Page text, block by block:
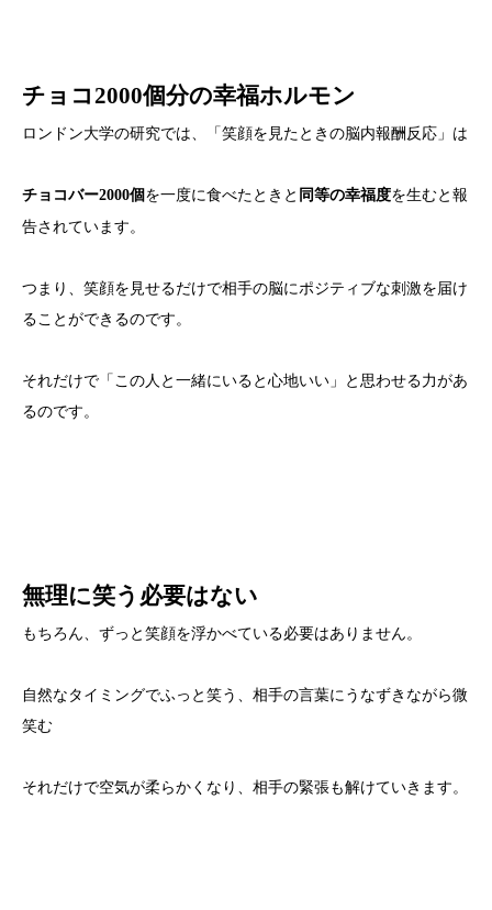
チョコ2000個分の幸福ホルモン
ロンドン大学の研究では、「笑顔を見たときの脳内報酬反応」は
チョコバー2000個 を一度に食べたときと 同等の幸福度を生むと報
告されています。
つまり、笑顔を見せるだけで相手の脳にポジティブな刺激を届け
ることができるのです。
それだけで「この人と一緒にいると心地いい」と思わせる力があ
るのです。
無理に笑う必要はない
もちろん、ずっと笑顔を浮かべている必要はありません。
自然なタイミングでふっと笑う、相手の言葉にうなずきながら微
笑む
それだけで空気が柔らかくなり、相手の緊張も解けていきます。